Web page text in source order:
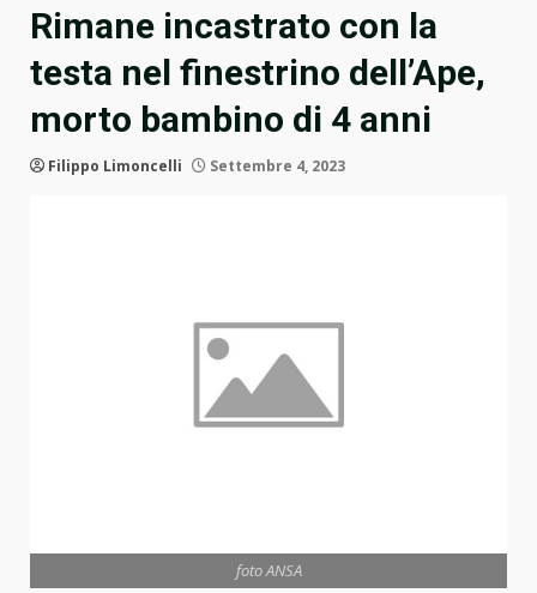
Rimane incastrato con la
testa nel finestrino dell’Ape,
morto bambino di 4 anni
Filippo Limoncelli Settembre 4, 2023
foto ANSA